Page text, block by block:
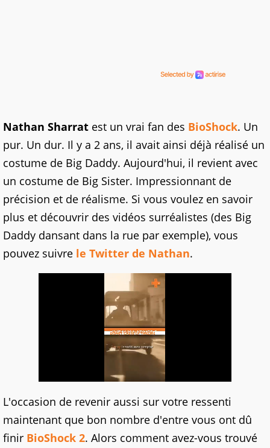
Nathan Sharrat est un vrai fan des BioShock. Un
pur. Un dur. Il y a 2 ans, il avait ainsi déjà réalisé un
costume de Big Daddy. Aujourd'hui, il revient avec
un costume de Big Sister. Impressionnant de
précision et de réalisme. Si vous voulez en savoir
plus et découvrir des vidéos surréalistes (des Big
Daddy dansant dans la rue par exemple), vous
pouvez suivre le Twitter de Nathan.
L'occasion de revenir aussi sur votre ressenti
maintenant que bon nombre d'entre vous ont dû
finir BioShock 2. Alors comment avez-vous trouvé